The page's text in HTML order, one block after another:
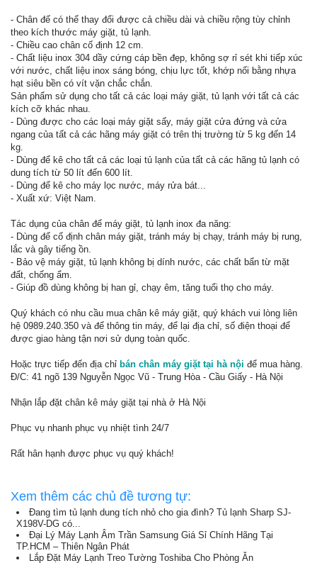
- Chân đế có thể thay đổi được cả chiều dài và chiều rộng tùy chỉnh
theo kích thước máy giặt, tủ lạnh.
- Chiều cao chân cố định 12 cm.
- Chất liệu inox 304 dầy cứng cáp bền đẹp, không sợ rỉ sét khi tiếp xúc
với nước, chất liệu inox sáng bóng, chịu lực tốt, khớp nối bằng nhựa
hạt siêu bền có vít vặn chắc chắn.
Sản phẩm sử dụng cho tất cả các loại máy giặt, tủ lạnh với tất cả các
kích cỡ khác nhau.
- Dùng được cho các loại máy giặt sấy, máy giặt cửa đứng và cửa
ngang của tất cả các hãng máy giặt có trên thị trường từ 5 kg đến 14
kg.
- Dùng để kê cho tất cả các loại tủ lạnh của tất cả các hãng tủ lạnh có
dung tích từ 50 lít đến 600 lít.
- Dùng để kê cho máy lọc nước, máy rửa bát...
- Xuất xứ: Việt Nam.
Tác dụng của chân đế máy giặt, tủ lạnh inox đa năng:
- Dùng để cố định chân máy giặt, tránh máy bị chạy, tránh máy bị rung,
lắc và gây tiếng ồn.
- Bảo vệ máy giặt, tủ lạnh không bị dính nước, các chất bẩn từ mặt
đất, chống ẩm.
- Giúp đồ dùng không bị han gỉ, chạy êm, tăng tuổi thọ cho máy.
Quý khách có nhu cầu mua chân kê máy giặt, quý khách vui lòng liên
hệ 0989.240.350 và để thông tin máy, để lại địa chỉ, số điện thoại để
được giao hàng tận nơi sử dụng toàn quốc.
Hoặc trực tiếp đến địa chỉ bán chân máy giặt tại hà nội để mua hàng.
Đ/C: 41 ngõ 139 Nguyễn Ngọc Vũ - Trung Hòa - Cầu Giấy - Hà Nội
Nhận lắp đặt chân kê máy giặt tại nhà ở Hà Nội
Phục vụ nhanh phục vụ nhiệt tình 24/7
Rất hân hạnh được phục vụ quý khách!
Xem thêm các chủ đề tương tự:
Đang tìm tủ lạnh dung tích nhỏ cho gia đình? Tủ lạnh Sharp SJ-
X198V-DG có...
Đại Lý Máy Lạnh Âm Trần Samsung Giá Sỉ Chính Hãng Tại
TP.HCM – Thiên Ngân Phát
Lắp Đặt Máy Lạnh Treo Tường Toshiba Cho Phòng Ăn